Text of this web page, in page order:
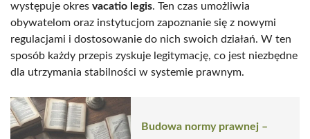
występuje okres vacatio legis. Ten czas umożliwia
obywatelom oraz instytucjom zapoznanie się z nowymi
regulacjami i dostosowanie do nich swoich działań. W ten
sposób każdy przepis zyskuje legitymację, co jest niezbędne
dla utrzymania stabilności w systemie prawnym.
Budowa normy prawnej –